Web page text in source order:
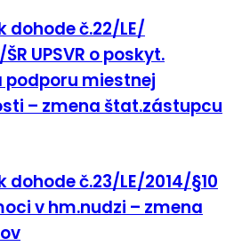
dohode č.22/LE/
UPSVR o poskyt.
podporu miestnej
– zmena štat.zástupcu
dohode č.23/LE/2014/§10
v hm.nudzi – zmena